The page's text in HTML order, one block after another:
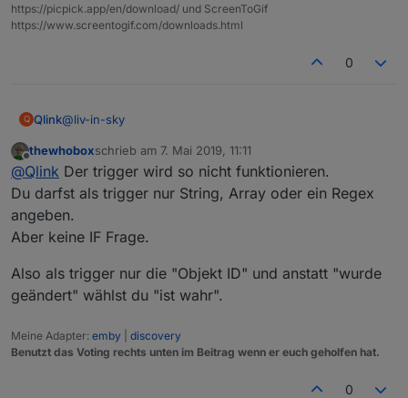
https://picpick.app/en/download/ und ScreenToGif
https://www.screentogif.com/downloads.html
0
Q Qlink@liv-in-sky
vielen Dank für deine Hilfe !
Meintest du so ?
Vorallem bei den ersten 3 Triggern bin ich mir nicht
sicher. Sind die automatisch mit ODER zu betrachten ?
Offline
thewhoboxschrieb am 7. Mai 2019, 11:11
zuletzt editiert von
@Qlink Der trigger wird so nicht funktionieren.
Du darfst als trigger nur String, Array oder ein Regex
angeben.
Aber keine IF Frage.
Also als trigger nur die "Objekt ID" und anstatt "wurde
geändert" wählst du "ist wahr".
Meine Adapter: emby
discovery
Benutzt das Voting rechts unten im Beitrag wenn er euch geholfen hat.
0